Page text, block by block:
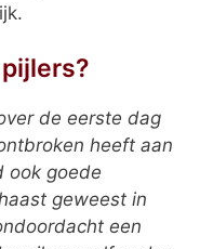
de eerste dag
heeft aan
ook goede
geweest in
een